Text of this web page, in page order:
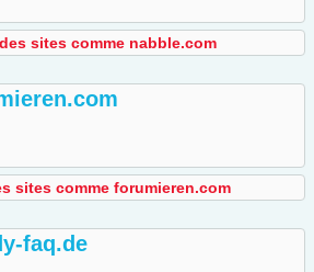
sites comme nabble.com
sites comme forumieren.com
faq.de